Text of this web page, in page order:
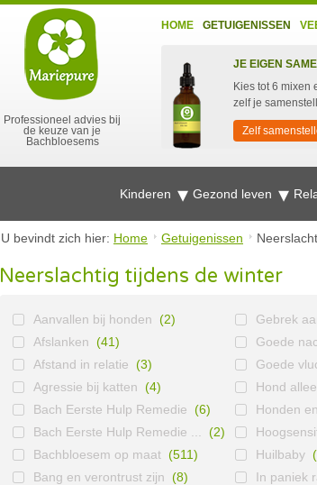
Professioneel advies bij
de keuze van je
Bachbloesems
HOME GETUIGENISSEN
JE EIGEN
Kies tot 6 mixen
zelf je
Zelf
Kinderen Gezond leven
U bevindt zich hier: Home Getuigenissen
Neerslachtig tijdens de winter
Aanvallen bij honden (2)
Afslanken (41)
Afstand in relatie (3)
Agressie bij katten (4)
Bach Eerste Hulp Remedie (6)
Bach Eerste Hulp Remedie ...
(2)
Bachbloesem op maat (511)
Bang en verontrust zijn (8)
Gebrek
Goede
Goede
Hond
Honden
Huilbaby
In paniek